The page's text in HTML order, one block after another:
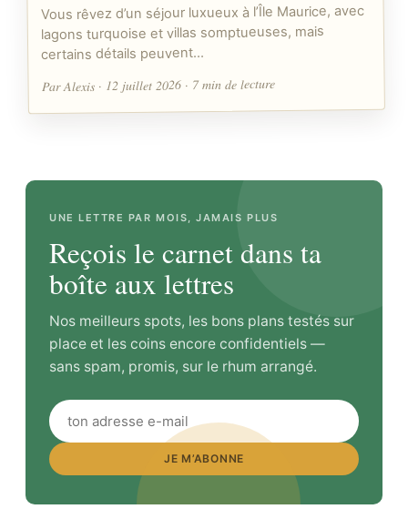
Vous rêvez d’un séjour luxueux à l’Île Maurice, avec
lagons turquoise et villas somptueuses, mais
certains détails peuvent…
Par Alexis · 12 juillet 2026 · 7 min de lecture
UNE LETTRE PAR MOIS, JAMAIS PLUS
Reçois le carnet dans ta
boîte aux lettres
Nos meilleurs spots, les bons plans testés sur
place et les coins encore confidentiels —
sans spam, promis, sur le rhum arrangé.
JE M’ABONNE